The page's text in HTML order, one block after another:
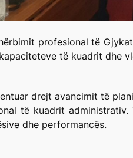
profesional të
të kuadrit dhe
drejt avancimit të
të kuadrit
dhe performancës.